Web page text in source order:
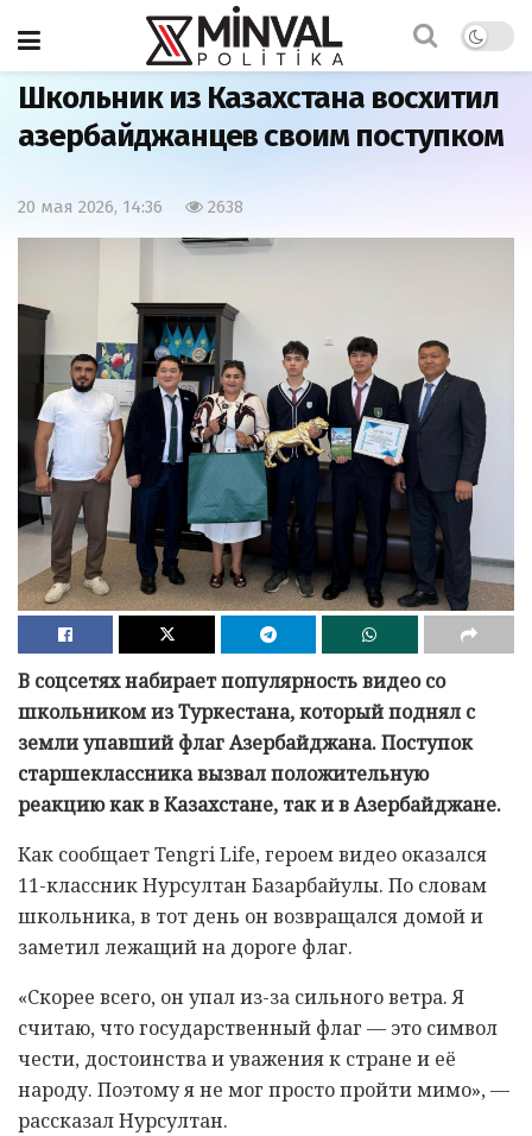
Главная Общество
Школьник из Казахстана восхитил
азербайджанцев своим поступком
20 мая 2026, 14:36 2638
В соцсетях набирает популярность видео со
школьником из Туркестана, который поднял с
земли упавший флаг Азербайджана. Поступок
старшеклассника вызвал положительную
реакцию как в Казахстане, так и в Азербайджане.
Как сообщает Tengri Life, героем видео оказался
11-классник Нурсултан Базарбайулы. По словам
школьника, в тот день он возвращался домой и
заметил лежащий на дороге флаг.
«Скорее всего, он упал из-за сильного ветра. Я
считаю, что государственный флаг — это символ
чести, достоинства и уважения к стране и её
народу. Поэтому я не мог просто пройти мимо», —
рассказал Нурсултан.